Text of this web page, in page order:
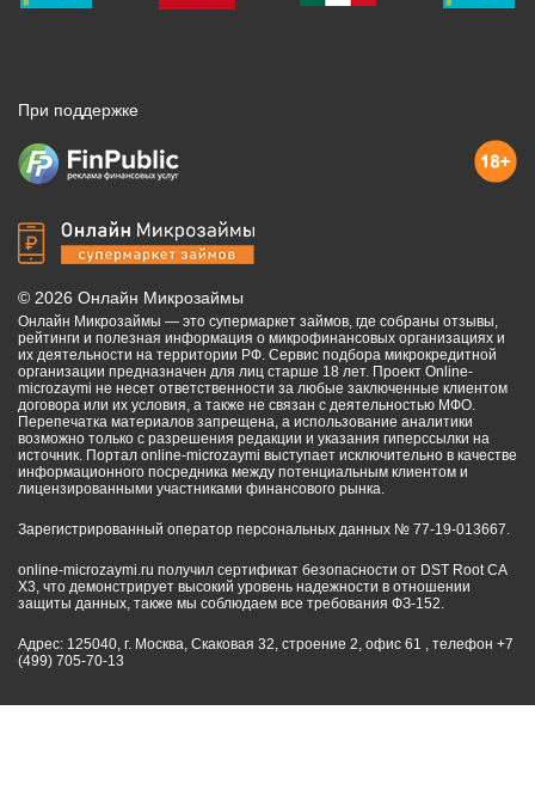
При поддержке
© 2026 Онлайн Микрозаймы
Онлайн Микрозаймы — это супермаркет займов, где собраны отзывы,
рейтинги и полезная информация о микрофинансовых организациях и
их деятельности на территории РФ. Сервис подбора микрокредитной
организации предназначен для лиц старше 18 лет. Проект Online-
microzaymi не несет ответственности за любые заключенные клиентом
договора или их условия, а также не связан с деятельностью МФО.
Перепечатка материалов запрещена, а использование аналитики
возможно только с разрешения редакции и указания гиперссылки на
источник. Портал online-microzaymi выступает исключительно в качестве
информационного посредника между потенциальным клиентом и
лицензированными участниками финансового рынка.
Зарегистрированный оператор персональных данных № 77-19-013667.
online-microzaymi.ru получил сертификат безопасности от DST Root CA
X3, что демонстрирует высокий уровень надежности в отношении
защиты данных, также мы соблюдаем все требования ФЗ-152.
Адрес: 125040, г. Москва, Скаковая 32, строение 2, офис 61 , телефон +7
(499) 705-70-13